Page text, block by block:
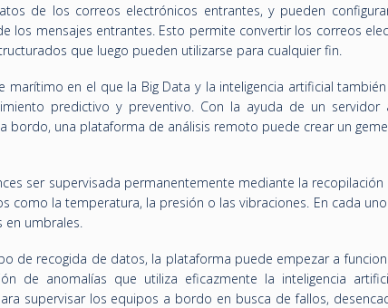
de los correos electrónicos entrantes, y pueden
los mensajes entrantes. Esto permite convertir los correos
que luego pueden utilizarse para cualquier fin.
marítimo en el que la Big Data y la inteligencia artificial
predictivo y preventivo. Con la ayuda de un servidor
bordo, una plataforma de análisis remoto puede crear un
ser supervisada permanentemente mediante la recopilación
como la temperatura, la presión o las vibraciones. En cada
en umbrales.
de recogida de datos, la plataforma puede empezar a
de anomalías que utiliza eficazmente la inteligencia
supervisar los equipos a bordo en busca de fallos,